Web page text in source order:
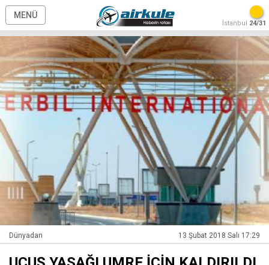
MENÜ
İstanbul 24/31
Dünyadan 13 Şubat 2018 Salı 17:29